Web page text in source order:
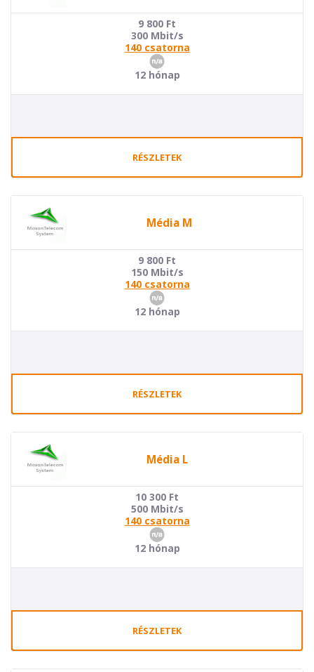
9 800 Ft
300 Mbit/s
140 csatorna
12 hónap
RÉSZLETEK
Média M
9 800 Ft
150 Mbit/s
140 csatorna
12 hónap
RÉSZLETEK
Média L
10 300 Ft
500 Mbit/s
140 csatorna
12 hónap
RÉSZLETEK